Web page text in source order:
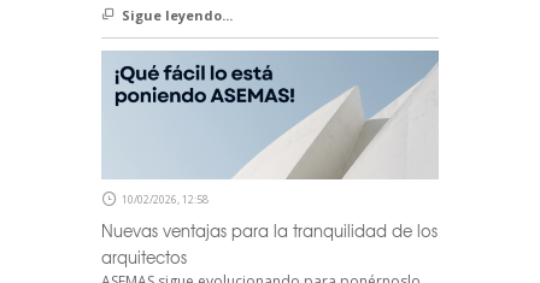
Sigue leyendo...
10/02/2026, 12:58
Nuevas ventajas para la tranquilidad de los
arquitectos